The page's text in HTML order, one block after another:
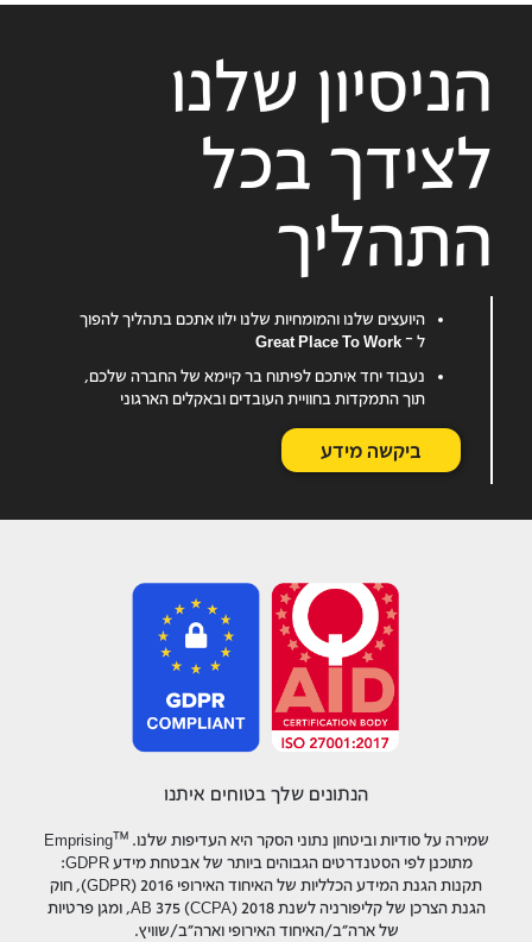
הניסיון שלנו
לצידך בכל
התהליך
היועצים שלנו והמומחיות שלנו ילוו אתכם בתהליך להפוך
ל – Great Place To Work
נעבוד יחד איתכם לפיתוח בר קיימא של החברה שלכם,
תוך התמקדות בחוויית העובדים ובאקלים הארגוני
ביקשה מידע
הנתונים שלך בטוחים איתנו
שמירה על סודיות וביטחון נתוני הסקר היא העדיפות שלנו.™
Emprising
מתוכנן לפי הסטנדרטים הגבוהים ביותר של אבטחת מידע GDPR:
תקנות הגנת המידע הכלליות של האיחוד האירופי 2016 (GDPR), חוק
הגנת הצרכן של קליפורניה לשנת 2018 AB 375 (CCPA), ומגן פרטיות
של ארה"ב/האיחוד האירופי וארה"ב/שוויץ.